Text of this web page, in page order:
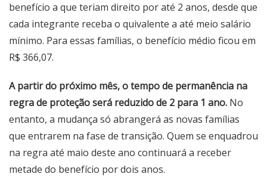
benefício a que teriam direito por até 2 anos, desde que
cada integrante receba o quivalente a até meio salário
mínimo. Para essas famílias, o benefício médio ficou em
R$ 366,07.
A partir do próximo mês, o tempo de permanência na
regra de proteção será reduzido de 2 para 1 ano. No
entanto, a mudança só abrangerá as novas famílias
que entrarem na fase de transição. Quem se enquadrou
na regra até maio deste ano continuará a receber
metade do benefício por dois anos.